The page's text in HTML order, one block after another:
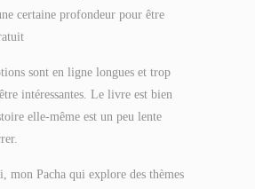
certaine profondeur pour être
sont en ligne longues et trop
intéressantes. Le livre est bien
elle-même est un peu lente
mon Pacha qui explore des thèmes